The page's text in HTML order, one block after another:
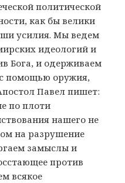
политической
как бы велики
усилия. Мы ведем
идеологий и
Бога, и одерживаем
помощью оружия,
Павел пишет:
по плоти
нашего не
на разрушение
замыслы и
против
всякое